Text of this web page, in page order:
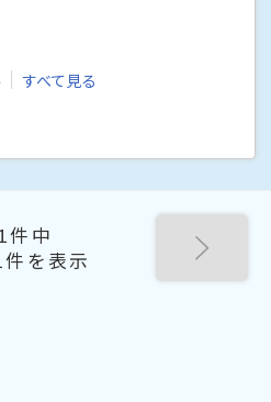
すべて見る
1件中
を表示